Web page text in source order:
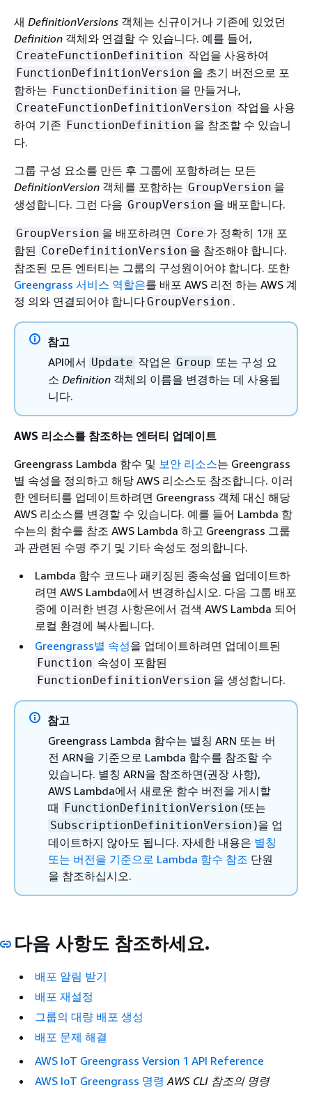
새 DefinitionVersions 객체는 신규이거나 기존에 있었던
Definition 객체와 연결할 수 있습니다. 예를 들어,
CreateFunctionDefinition 작업을 사용하여
FunctionDefinitionVersion 을 초기 버전으로 포
함하는 FunctionDefinition 을 만들거나,
CreateFunctionDefinitionVersion 작업을 사용
하여 기존 FunctionDefinition 을 참조할 수 있습니
다.
그룹 구성 요소를 만든 후 그룹에 포함하려는 모든
DefinitionVersion 객체를 포함하는 GroupVersion 을
생성합니다. 그런 다음 GroupVersion 을 배포합니다.
GroupVersion 을 배포하려면 Core 가 정확히 1개 포
함된 CoreDefinitionVersion 을 참조해야 합니다.
참조된 모든 엔터티는 그룹의 구성원이어야 합니다. 또한
Greengrass 서비스 역할은를 배포 AWS 리전 하는 AWS 계
정 의와 연결되어야 합니다GroupVersion .
참고
API에서 Update 작업은 Group 또는 구성 요
소 Definition 객체의 이름을 변경하는 데 사용됩
니다.
AWS 리소스를 참조하는 엔터티 업데이트
Greengrass Lambda 함수 및 보안 리소스는 Greengrass
별 속성을 정의하고 해당 AWS 리소스도 참조합니다. 이러
한 엔터티를 업데이트하려면 Greengrass 객체 대신 해당
AWS 리소스를 변경할 수 있습니다. 예를 들어 Lambda 함
수는의 함수를 참조 AWS Lambda 하고 Greengrass 그룹
과 관련된 수명 주기 및 기타 속성도 정의합니다.
Lambda 함수 코드나 패키징된 종속성을 업데이트하
려면 AWS Lambda에서 변경하십시오. 다음 그룹 배포
중에 이러한 변경 사항은에서 검색 AWS Lambda 되어
로컬 환경에 복사됩니다.
Greengrass별 속성을 업데이트하려면 업데이트된
Function 속성이 포함된
FunctionDefinitionVersion 을 생성합니다.
참고
Greengrass Lambda 함수는 별칭 ARN 또는 버
전 ARN을 기준으로 Lambda 함수를 참조할 수
있습니다. 별칭 ARN을 참조하면(권장 사항),
AWS Lambda에서 새로운 함수 버전을 게시할
때
FunctionDefinitionVersion (또는
SubscriptionDefinitionVersion )을 업
데이트하지 않아도 됩니다. 자세한 내용은 별칭
또는 버전을 기준으로 Lambda 함수 참조 단원
을 참조하십시오.
다음 사항도 참조하세요.
배포 알림 받기
배포 재설정
그룹의 대량 배포 생성
배포 문제 해결
AWS IoT Greengrass Version 1 API Reference
AWS IoT Greengrass 명령 AWS CLI 참조의 명령